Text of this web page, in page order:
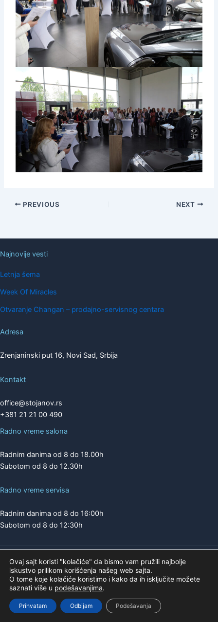
PREVIOUS NEXT
Najnovije vesti
Letnja šema
Week Of Miracles
Otvaranje Changan – prodajno-servisnog centara
Adresa
Zrenjaninski put 16, Novi Sad, Srbija
Kontakt
office@stojanov.rs
+381 21 21 00 490
Radno vreme salona
Radnim danima od 8 do 18.00h
Subotom od 8 do 12.30h
Radno vreme servisa
Radnim danima od 8 do 16:00h
Subotom od 8 do 12:30h
Copyright © 2026 | A.K. STOJANOV
Pogledajte našu ponudu na
Ovaj sajt koristi "kolačiće" da bismo vam pružili najbolje
iskustvo prilikom korišćenja našeg web sajta.
O tome koje kolačiće koristimo i kako da ih isključite možete
saznati više u podešavanjima.
Prihvatam Odbijam Podešavanja